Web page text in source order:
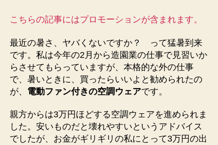
こちらの記事にはプロモーションが含まれます。
最近の暑さ、ヤバくないですか？ って猛暑到来
です。私は今年の2月から造園業の仕事で見習いか
らさせてもらっていますが、本格的な外の仕事
で、暑いときに、買ったらいいよと勧められたの
が、 電動ファン付きの空調ウェアです。
親方からは3万円ほどする空調ウェアを進められま
した。安いものだと壊れやすいというアドバイス
でしたが、お金がギリギリの私にとって3万円の出